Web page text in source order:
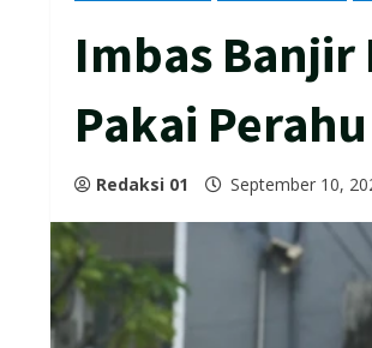
Imbas Banjir
Pakai
Redaksi 01 September 10,